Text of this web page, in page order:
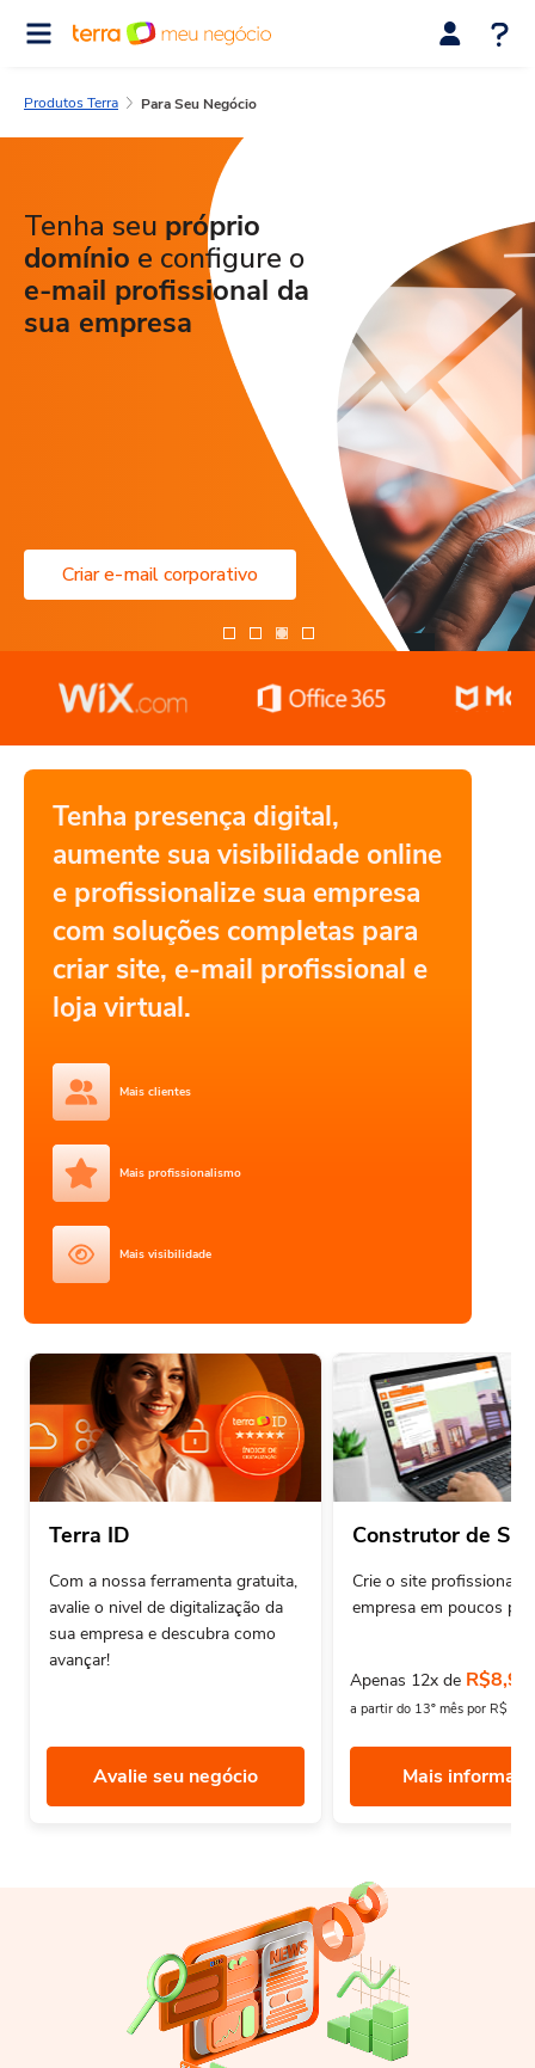
Produtos Terra Para Seu Negócio
Tenha seu próprio
domínio e configure o
e-mail profissional da
sua empresa
Criar e-mail corporativo
Tenha presença digital,
aumente sua visibilidade online
e profissionalize sua empresa
com soluções completas para
criar site, e-mail profissional e
loja virtual.
Mais clientes
Mais profissionalismo
Mais visibilidade
Terra ID
Com a nossa ferramenta gratuita,
avalie o nivel de digitalização da
sua empresa e descubra como
avançar!
Avalie seu negócio
Construtor de
Crie o site profissional
empresa em poucos
Apenas 12x de R$8,90
a partir do 13º mês por R$
Mais